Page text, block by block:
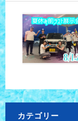
カテゴリー